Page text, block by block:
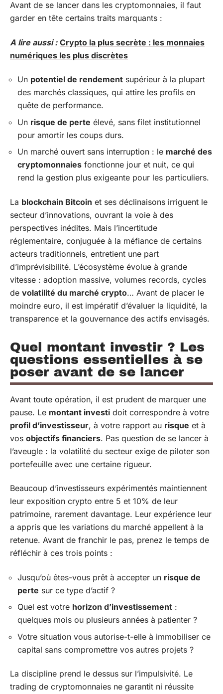
Avant de se lancer dans les cryptomonnaies, il faut
garder en tête certains traits marquants :
A lire aussi : Crypto la plus secrète : les monnaies
numériques les plus discrètes
Un potentiel de rendement supérieur à la plupart
des marchés classiques, qui attire les profils en
quête de performance.
Un risque de perte élevé, sans filet institutionnel
pour amortir les coups durs.
Un marché ouvert sans interruption : le marché des
cryptomonnaies fonctionne jour et nuit, ce qui
rend la gestion plus exigeante pour les particuliers.
La blockchain Bitcoin et ses déclinaisons irriguent le
secteur d’innovations, ouvrant la voie à des
perspectives inédites. Mais l’incertitude
réglementaire, conjuguée à la méfiance de certains
acteurs traditionnels, entretient une part
d’imprévisibilité. L’écosystème évolue à grande
vitesse : adoption massive, volumes records, cycles
de volatilité du marché crypto… Avant de placer le
moindre euro, il est impératif d’évaluer la liquidité, la
transparence et la gouvernance des actifs envisagés.
Quel montant investir ? Les
questions essentielles à se
poser avant de se lancer
Avant toute opération, il est prudent de marquer une
pause. Le montant investi doit correspondre à votre
profil d’investisseur, à votre rapport au risque et à
vos objectifs financiers. Pas question de se lancer à
l’aveugle : la volatilité du secteur exige de piloter son
portefeuille avec une certaine rigueur.
Beaucoup d’investisseurs expérimentés maintiennent
leur exposition crypto entre 5 et 10% de leur
patrimoine, rarement davantage. Leur expérience leur
a appris que les variations du marché appellent à la
retenue. Avant de franchir le pas, prenez le temps de
réfléchir à ces trois points :
Jusqu’où êtes-vous prêt à accepter un risque de
perte sur ce type d’actif ?
Quel est votre horizon d’investissement :
quelques mois ou plusieurs années à patienter ?
Votre situation vous autorise-t-elle à immobiliser ce
capital sans compromettre vos autres projets ?
La discipline prend le dessus sur l’impulsivité. Le
trading de cryptomonnaies ne garantit ni réussite